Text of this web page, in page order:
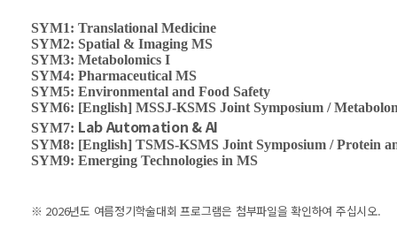
SYM1: Translational Medicine
SYM2: Spatial & Imaging MS
SYM3: Metabolomics I
SYM4: Pharmaceutical MS
SYM5: Environmental and Food Safety
SYM6: [English] MSSJ-KSMS Joint Symposium /
SYM7: Lab Automation & AI
SYM8: [English] TSMS-KSMS Joint Symposium / Protein
SYM9: Emerging Technologies in MS
※ 2026년도 여름정기학술대회 프로그램은 첨부파일을 확인하여 주십시오.